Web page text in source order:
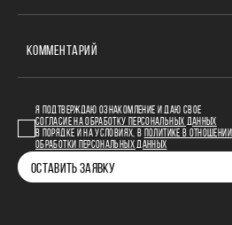
КОММЕНТАРИЙ
Я ПОДТВЕРЖДАЮ ОЗНАКОМЛЕНИЕ И ДАЮ СВОЕ
СОГЛАСИЕ НА ОБРАБОТКУ ПЕРСОНАЛЬНЫХ ДАННЫХ
В ПОРЯДКЕ И НА УСЛОВИЯХ, В
ПОЛИТИКЕ В ОТНОШЕНИИ
ОБРАБОТКИ ПЕРСОНАЛЬНЫХ ДАННЫХ
ОСТАВИТЬ ЗАЯВКУ